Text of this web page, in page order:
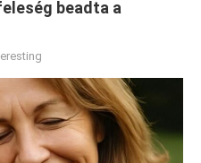
beadta a